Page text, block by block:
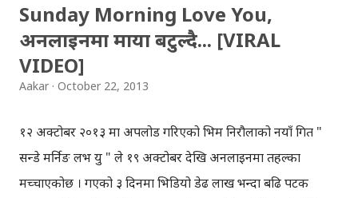
Sunday Morning Love You,
अनलाइनमा माया बटुल्दै... [VIRAL
VIDEO]
Aakar October 22, 2013
१२ अक्टोबर २०१३ मा अपलोड गरिएको भिम निरौलाको नयाँ गित "
सन्डे मर्निङ लभ यु " ले १९ अक्टोबर देखि अनलाइनमा तहल्का
मच्चाएकोछ । गएको ३ दिनमा भिडियो डेढ लाख भन्दा बढि पटक